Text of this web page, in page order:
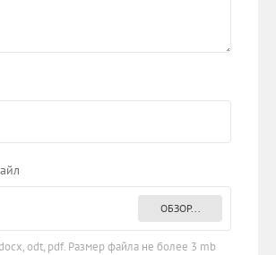
ОБЗОР...
odt, pdf. Размер файла не более 3 mb